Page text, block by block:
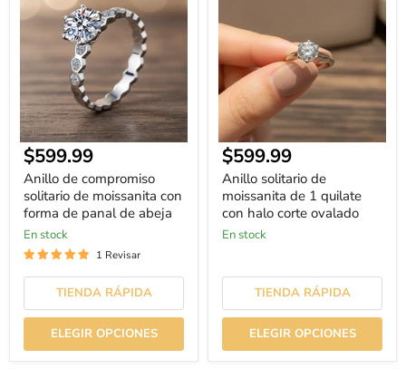
compromiso
solitario
moissanita
forma
de
panal
de
abeja
$599.99
Anillo de compromiso
solitario de moissanita con
forma de panal de abeja
En stock
1 Revisar
TIENDA RÁPIDA
ELEGIR OPCIONES
moissanita
de
1
quilate
con
halo
corte
ovalado
$599.99
Anillo solitario de
moissanita de 1 quilate
con halo corte ovalado
En stock
TIENDA RÁPIDA
ELEGIR OPCIONES